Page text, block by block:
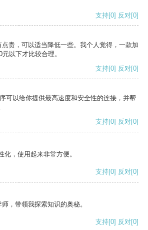
支持[0] 反对[0]
贵，可以适当降低一些。我个人觉得，一款加
以下才比较合理。
支持[0] 反对[0]
可以给你提供最高速度和安全性的连接，并帮
支持[0] 反对[0]
，使用起来非常方便。
支持[0] 反对[0]
，带领我探索知识的奥秘。
支持[0] 反对[0]